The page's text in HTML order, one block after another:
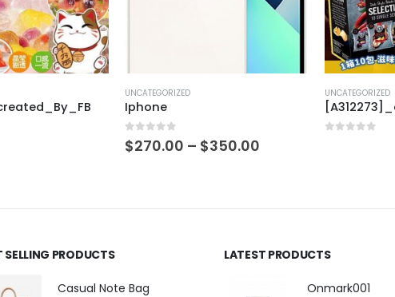
UNCATEGORIZED
Iphone
0 out of 5
$270.00 – $350.00
UNCATEGORIZED
SELLING PRODUCTS
Casual Note Bag
LATEST PRODUCTS
Onmark001